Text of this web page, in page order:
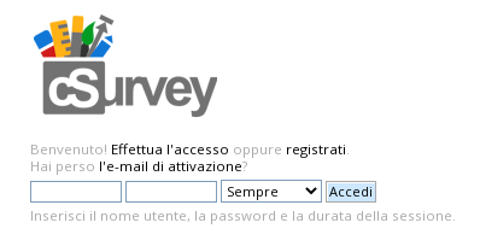
Benvenuto! Effettua l'accesso oppure registrati.
Hai perso l'e-mail di attivazione?
Inserisci il nome utente, la password e la durata della sessione.